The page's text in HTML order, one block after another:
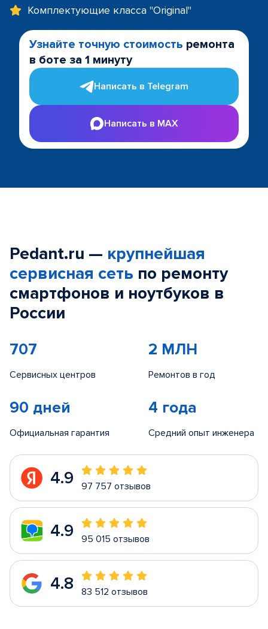
Комплектующие класса "Original"
Узнайте точную стоимость ремонта
в боте за 1 минуту
Написать в Telegram
Написать в MAX
Pedant.ru — крупнейшая
сервисная сеть по ремонту
смартфонов и ноутбуков в
России
707
Сервисных центров
2 МЛН
Ремонтов в год
90 дней
Официальная гарантия
4 года
Средний опыт инженера
4.9 97 757 отзывов
4.9 95 015 отзывов
4.8 83 512 отзывов